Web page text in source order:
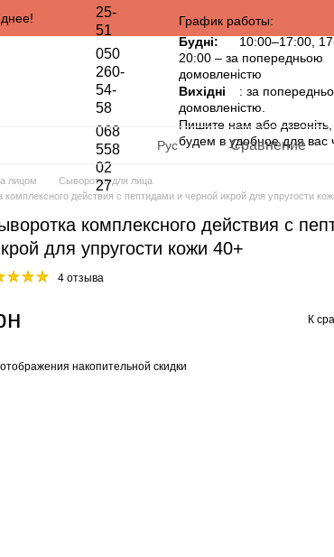
25-
51
050
260-
54-
58
068
558
02
27
График работы:
Будні:
10:00–17:00,
20:00 – за попередньою
домовленістю
Вихідні
: за
домовленістю.
Пишите нам або дзвоніть,
будем в удобное для вас
Рус Сравнение
лицом
Сыворотка для лица
комплексного действия с пептидами и черной икрой для упругости
комплексного действия с
для упругости кожи 40+
4 отзыва
К
накопительной скидки